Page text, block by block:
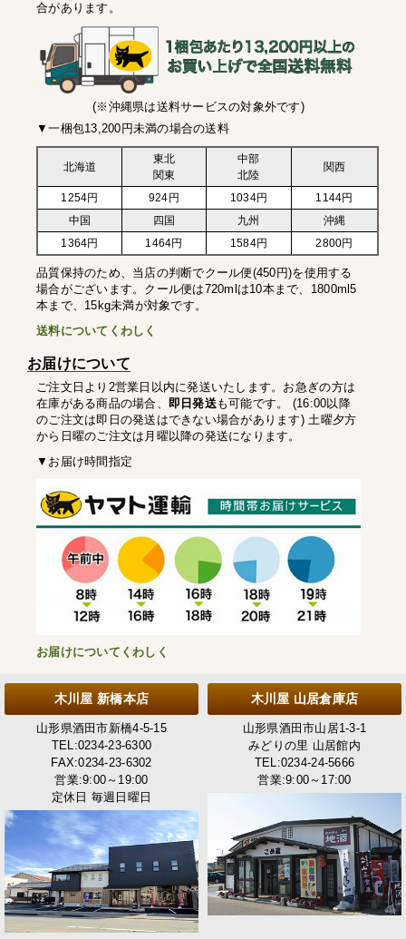
合があります。
(※沖縄県は送料サービスの対象外です)
▼一梱包13,200円未満の場合の送料
北海道
東北
関東
中部
北陸
関西
1254円 924円 1034円
1144円
中国
四国 九州
沖縄
1364円
1464円 1584円 2800円
品質保持のため、当店の判断でクール便(450円)を使用する
場合がございます。クール便は720mlは10本まで、1800ml5
本まで、15kg未満が対象です。
送料についてくわしく
お届けについて
ご注文日より2営業日以内に発送いたします。お急ぎの方は
在庫がある商品の場合、 即日発送も可能です。 (16:00以降
のご注文は即日の発送はできない場合があります) 土曜夕方
から日曜のご注文は月曜以降の発送になります。
▼お届け時間指定
お届けについてくわしく
木川屋 新橋本店
山形県酒田市新橋4-5-15
TEL:0234-23-6300
FAX:0234-23-6302
営業:9:00～19:00
定休日 毎週日曜日
木川屋 山居倉庫店
山形県酒田市山居1-3-1
みどりの里 山居館内
TEL:0234-24-5666
営業:9:00～17:00